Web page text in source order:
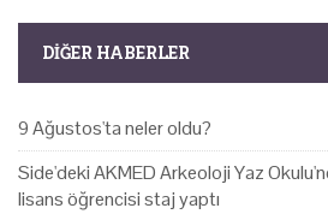
DIĞER HABERLER
9 Ağustos'ta neler oldu?
Side'deki AKMED Arkeoloji Yaz
lisans öğrencisi staj yaptı